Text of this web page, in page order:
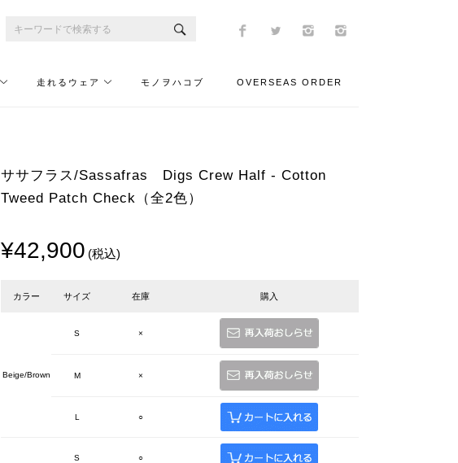
走れるウェア モノヲハコブ OVERSEAS ORDER
ササフラス/Sassafras Digs Crew Half - Cotton
Tweed Patch Check（全2色）
¥42,900 (税込)
カラー サイズ 在庫 購入
Beige/Brown
S ×
M ×
L ○
S ○